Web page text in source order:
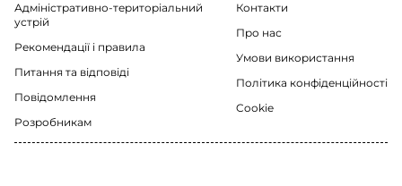
Адміністративно-територіальний
устрій
Рекомендації i правила
Питання та відповіді
Повідомлення
Розробникам
Контакти
Про нас
Умови використання
Політика конфіденційності
Cookie